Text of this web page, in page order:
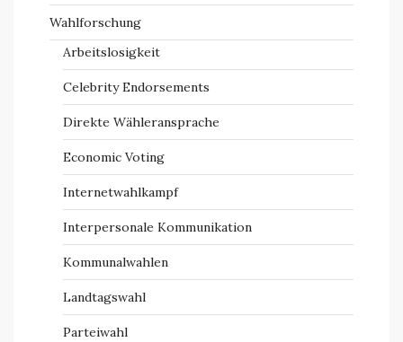
Wahlforschung
Arbeitslosigkeit
Celebrity Endorsements
Direkte Wähleransprache
Economic Voting
Internetwahlkampf
Interpersonale Kommunikation
Kommunalwahlen
Landtagswahl
Parteiwahl